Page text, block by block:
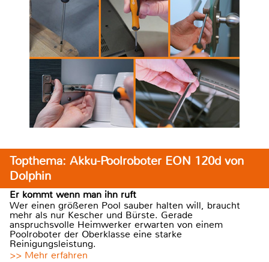
Topthema: Akku-Poolroboter EON 120d von
Dolphin
Er kommt wenn man ihn ruft
Wer einen größeren Pool sauber halten will, braucht
mehr als nur Kescher und Bürste. Gerade
anspruchsvolle Heimwerker erwarten von einem
Poolroboter der Oberklasse eine starke
Reinigungsleistung.
>> Mehr erfahren